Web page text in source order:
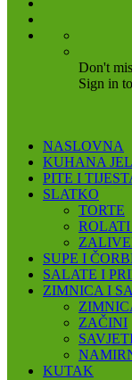
Don't
Sign in
NASLOVNA
KUHANA
PITE I
SLATKO
TORTE
SUPE I
SALATE I
ZIMNICA I
ZAČINI
KUTAK